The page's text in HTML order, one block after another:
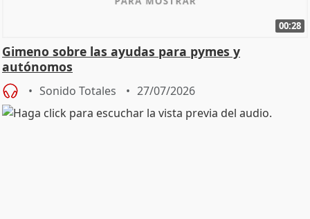
00:28
Gimeno sobre las ayudas para pymes y
autónomos
Sonido Totales 27/07/2026